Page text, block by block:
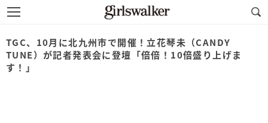
TGC、10月に北九州市で開催！立花琴未（CANDY
TUNE）が記者発表会に登壇「倍倍！10倍盛り上げま
す！」